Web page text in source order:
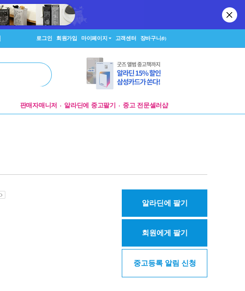
로그인 회원가입 마이페이지 고객센터 장바구니(0)
판매자매니저 알라딘에 중고팔기 중고 전문셀러샵
알라딘에 팔기
회원에게 팔기
중고등록 알림 신청